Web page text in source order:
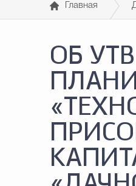
Главная
ОБ